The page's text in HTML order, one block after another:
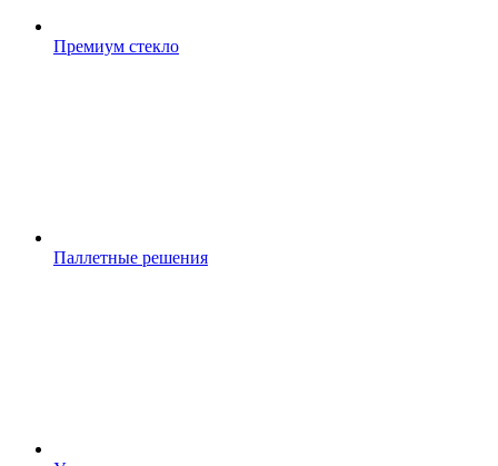
Премиум стекло
Паллетные решения